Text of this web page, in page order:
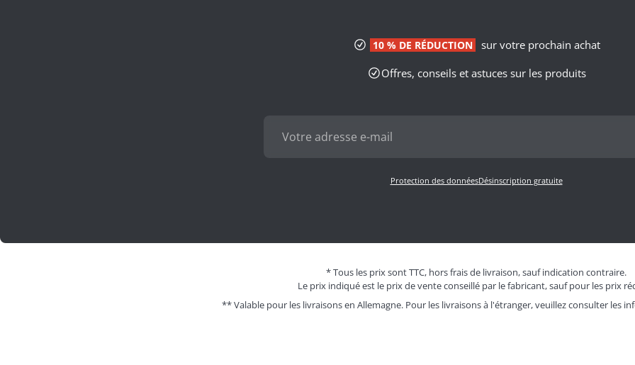
10 % DE RÉDUCTION
sur votre prochain achat
Offres, conseils et astuces sur les produits
Protection des donnéesDésinscription gratuite
* Tous les prix sont TTC, hors frais de livraison, sauf indication contraire.
Le prix indiqué est le prix de vente conseillé par le fabricant, sauf pour les prix
** Valable pour les livraisons en Allemagne. Pour les livraisons à l'étranger, veuillez consulter les